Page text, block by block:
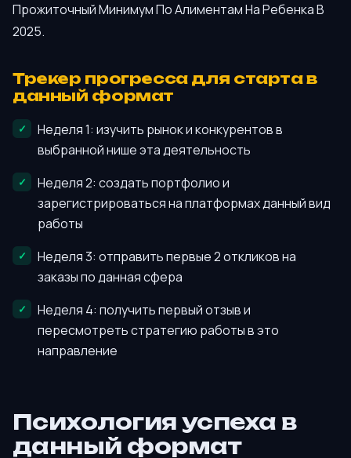
Прожиточный Минимум По Алиментам На Ребенка В
2025.
Трекер прогресса для старта в
данный формат
Неделя 1: изучить рынок и конкурентов в
выбранной нише эта деятельность
Неделя 2: создать портфолио и
зарегистрироваться на платформах данный вид
работы
Неделя 3: отправить первые 2 откликов на
заказы по данная сфера
Неделя 4: получить первый отзыв и
пересмотреть стратегию работы в это
направление
Психология успеха в
данный формат